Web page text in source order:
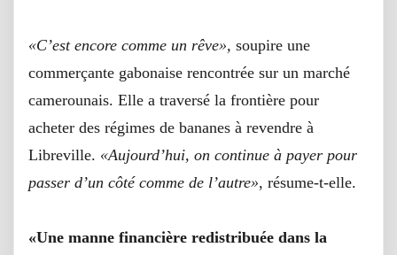
«C’est encore comme un rêve», soupire une
commerçante gabonaise rencontrée sur un marché
camerounais. Elle a traversé la frontière pour
acheter des régimes de bananes à revendre à
Libreville. «Aujourd’hui, on continue à payer pour
passer d’un côté comme de l’autre», résume-t-elle.
«Une manne financière redistribuée dans la